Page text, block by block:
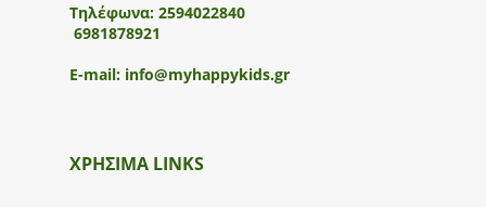
Τηλέφωνα: 2594022840
6981878921
E-mail: info@myhappykids.gr
ΧΡΗΣΙΜΑ LINKS